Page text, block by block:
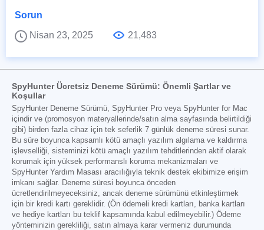
Sorun
Nisan 23, 2025
21,483
SpyHunter Ücretsiz Deneme Sürümü: Önemli Şartlar ve
Koşullar
SpyHunter Deneme Sürümü, SpyHunter Pro veya SpyHunter for Mac
içindir ve (promosyon materyallerinde/satın alma sayfasında belirtildiği
gibi) birden fazla cihaz için tek seferlik 7 günlük deneme süresi sunar.
Bu süre boyunca kapsamlı kötü amaçlı yazılım algılama ve kaldırma
işlevselliği, sisteminizi kötü amaçlı yazılım tehditlerinden aktif olarak
korumak için yüksek performanslı koruma mekanizmaları ve
SpyHunter Yardım Masası aracılığıyla teknik destek ekibimize erişim
imkanı sağlar. Deneme süresi boyunca önceden
ücretlendirilmeyeceksiniz, ancak deneme sürümünü etkinleştirmek
için bir kredi kartı gereklidir. (Ön ödemeli kredi kartları, banka kartları
ve hediye kartları bu teklif kapsamında kabul edilmeyebilir.) Ödeme
yönteminizin gerekliliği, satın almaya karar vermeniz durumunda